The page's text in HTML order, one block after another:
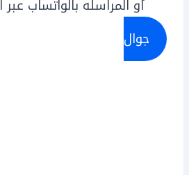
أو المراسله بالواتساب عبر
جوال